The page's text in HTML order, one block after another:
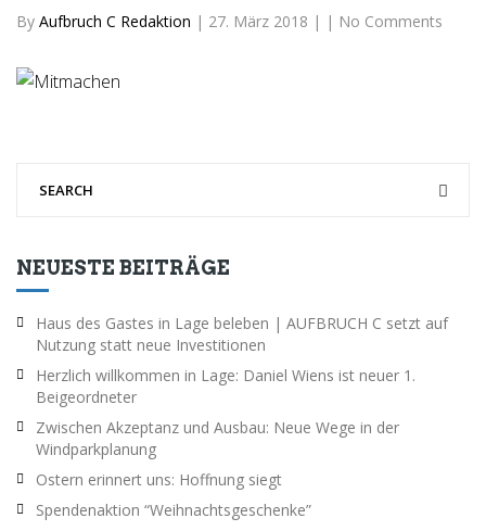
By Aufbruch C Redaktion | 27. März 2018 | | No Comments
NEUESTE BEITRÄGE
Haus des Gastes in Lage beleben | AUFBRUCH C setzt auf
Nutzung statt neue Investitionen
Herzlich willkommen in Lage: Daniel Wiens ist neuer 1.
Beigeordneter
Zwischen Akzeptanz und Ausbau: Neue Wege in der
Windparkplanung
Ostern erinnert uns: Hoffnung siegt
Spendenaktion “Weihnachtsgeschenke”